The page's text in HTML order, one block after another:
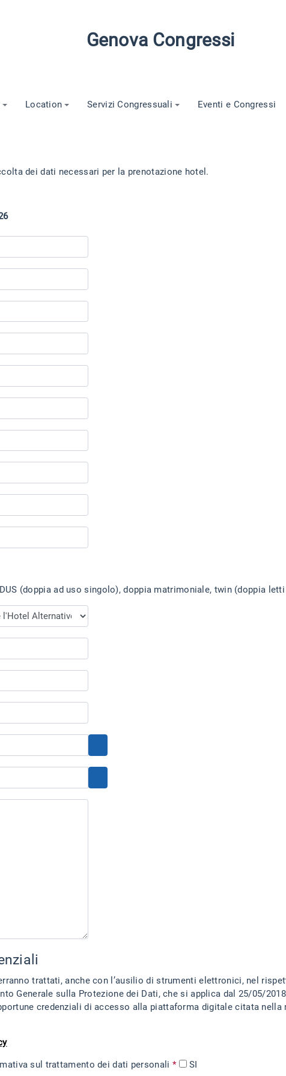
Genova Congressi
Location Servizi Congressuali Eventi e Congressi
dei dati necessari per la prenotazione hotel.
(doppia ad uso singolo), doppia matrimoniale, twin (doppia
trattati, anche con l’ausilio di strumenti elettronici, nel
Generale sulla Protezione dei Dati, che si applica dal 25/05/
digitale citata nella richiesta e per ricevere le comunicazioni del
sul trattamento dei dati personali * SI